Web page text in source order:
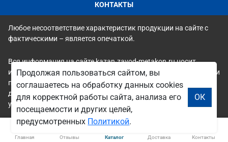
КОНТАКТЫ
Любое несоответствие характеристик продукции на сайте с
фактическими – является опечаткой.
Вся информация на сайте kazan.zavod-metakon.ru носит
исключительно ознакомительный и справочный характер и ни
при каких условиях не является публичной офертой. Всю
дополнительную информацию можно узнать по телефонам
указанным на сайте.
Главная Отзывы Каталог Доставка Контакты
Продолжая пользоваться сайтом, вы
соглашаетесь на обработку данных cookies
для корректной работы сайта, анализа его
посещаемости и других целей,
предусмотренных Политикой.
ОК